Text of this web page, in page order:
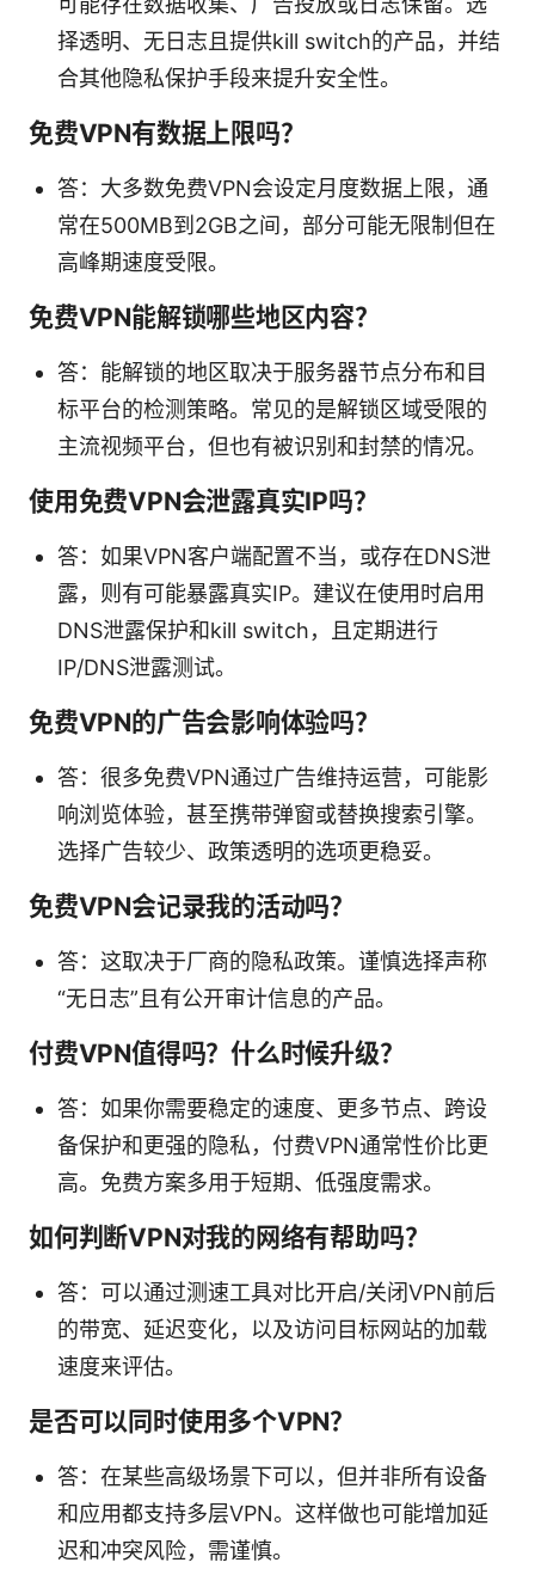
择透明、无日志且提供kill switch的产品，并结
合其他隐私保护手段来提升安全性。
免费VPN有数据上限吗？
答：大多数免费VPN会设定月度数据上限，通
常在500MB到2GB之间，部分可能无限制但在
高峰期速度受限。
免费VPN能解锁哪些地区内容？
答：能解锁的地区取决于服务器节点分布和目
标平台的检测策略。常见的是解锁区域受限的
主流视频平台，但也有被识别和封禁的情况。
使用免费VPN会泄露真实IP吗？
答：如果VPN客户端配置不当，或存在DNS泄
露，则有可能暴露真实IP。建议在使用时启用
DNS泄露保护和kill switch，且定期进行
IP/DNS泄露测试。
免费VPN的广告会影响体验吗？
答：很多免费VPN通过广告维持运营，可能影
响浏览体验，甚至携带弹窗或替换搜索引擎。
选择广告较少、政策透明的选项更稳妥。
免费VPN会记录我的活动吗？
答：这取决于厂商的隐私政策。谨慎选择声称
“无日志”且有公开审计信息的产品。
付费VPN值得吗？什么时候升级？
答：如果你需要稳定的速度、更多节点、跨设
备保护和更强的隐私，付费VPN通常性价比更
高。免费方案多用于短期、低强度需求。
如何判断VPN对我的网络有帮助吗？
答：可以通过测速工具对比开启/关闭VPN前后
的带宽、延迟变化，以及访问目标网站的加载
速度来评估。
是否可以同时使用多个VPN？
答：在某些高级场景下可以，但并非所有设备
和应用都支持多层VPN。这样做也可能增加延
迟和冲突风险，需谨慎。